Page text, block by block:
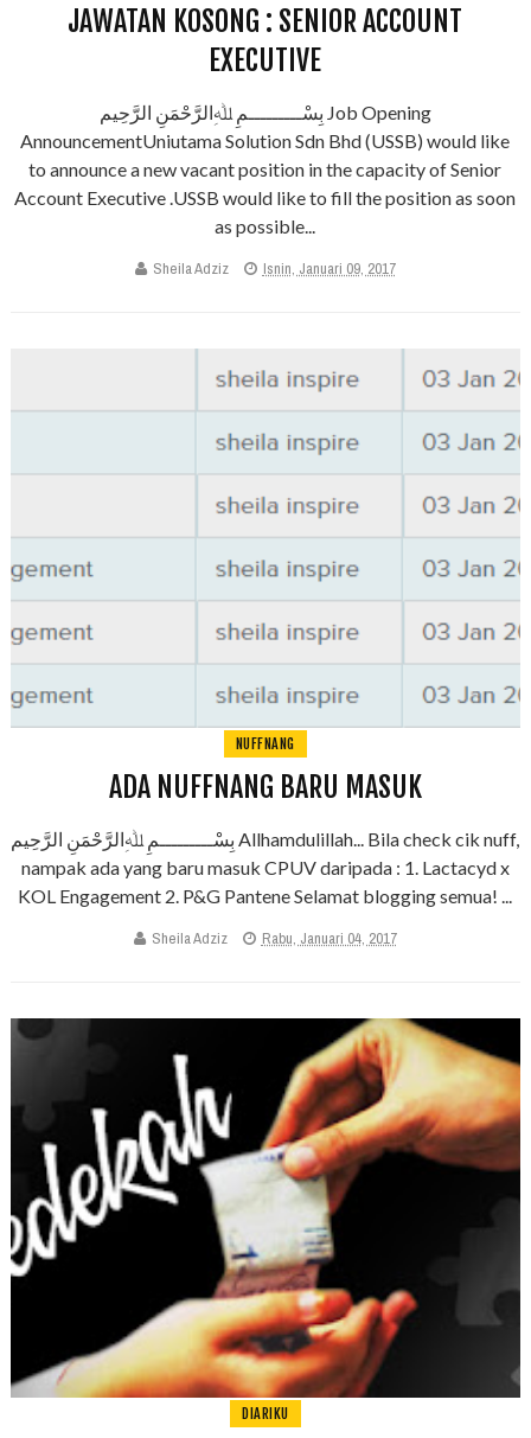
JAWATAN KOSONG : SENIOR ACCOUNT
EXECUTIVE
بِسْـــــــــمِ ﷲِالرَّحْمَنِ الرَّحِيم Job Opening
AnnouncementUniutama Solution Sdn Bhd (USSB) would like
to announce a new vacant position in the capacity of Senior
Account Executive .USSB would like to fill the position as soon
as possible...
Sheila Adziz Isnin, Januari 09, 2017
NUFFNANG
ADA NUFFNANG BARU MASUK
بِسْـــــــــمِ ﷲِالرَّحْمَنِ الرَّحِيم Allhamdulillah... Bila check cik nuff,
nampak ada yang baru masuk CPUV daripada : 1. Lactacyd x
KOL Engagement 2. P&G Pantene Selamat blogging semua! ...
Sheila Adziz Rabu, Januari 04, 2017
DIARIKU